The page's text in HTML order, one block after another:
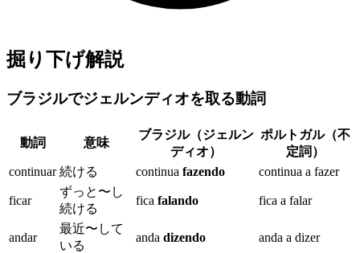
掘り下げ解説
ブラジルでジェルンディオを取る動詞
動詞 意味
ブラジル（ジェルン
ディオ）
ポルトガル（不
定詞）
continuar 続ける continua fazendo continua a fazer
ficar
ずっと〜し
続ける
fica falando fica a falar
andar
最近〜して
いる
anda dizendo anda a dizer